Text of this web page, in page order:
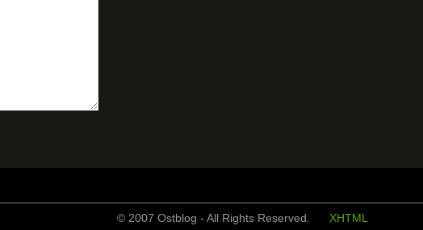
© 2007 Ostblog - All Rights Reserved. XHTML